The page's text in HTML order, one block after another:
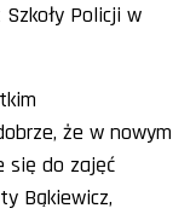
Policji w
że w nowym
się do zajęć
Bąkiewicz,